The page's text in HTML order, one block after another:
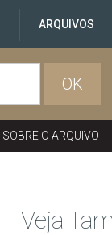
ARQUIVOS
OK
SOBRE O ARQUIVO
Veja